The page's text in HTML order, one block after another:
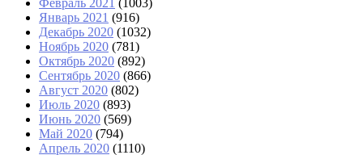
Февраль 2021 (1003)
Январь 2021 (916)
Декабрь 2020 (1032)
Ноябрь 2020 (781)
Октябрь 2020 (892)
Сентябрь 2020 (866)
Август 2020 (802)
Июль 2020 (893)
Июнь 2020 (569)
Май 2020 (794)
Апрель 2020 (1110)